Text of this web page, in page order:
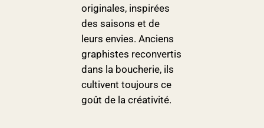
originales, inspirées
des saisons et de
leurs envies. Anciens
graphistes reconvertis
dans la boucherie, ils
cultivent toujours ce
goût de la créativité.